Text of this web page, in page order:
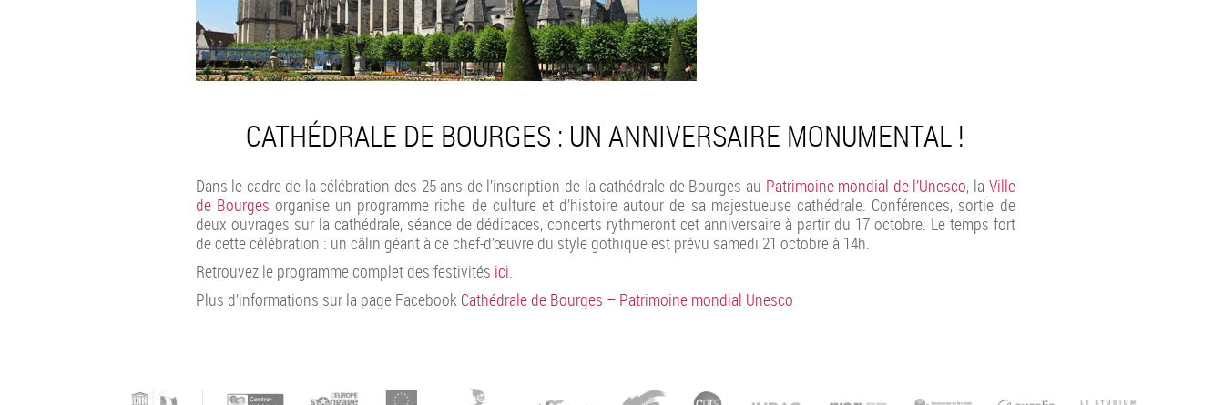
CATHÉDRALE DE BOURGES : UN ANNIVERSAIRE MONUMENTAL !
Dans le cadre de la célébration des 25 ans de l’inscription de la cathédrale de Bourges au Patrimoine mondial de l’Unesco, la Ville
de Bourges organise un programme riche de culture et d’histoire autour de sa majestueuse cathédrale. Conférences, sortie de
deux ouvrages sur la cathédrale, séance de dédicaces, concerts rythmeront cet anniversaire à partir du 17 octobre. Le temps fort
de cette célébration : un câlin géant à ce chef-d’œuvre du style gothique est prévu samedi 21 octobre à 14h.
Retrouvez le programme complet des festivités ici.
Plus d’informations sur la page Facebook Cathédrale de Bourges – Patrimoine mondial Unesco